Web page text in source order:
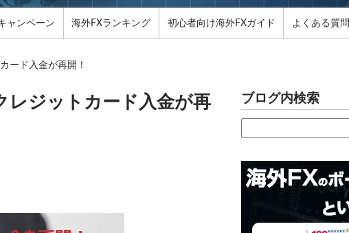
ャンペーン 海外FXランキング 初心者向け海外FXガイド よくある質問
ード入金が再開！
レジットカード入金が再
ブログ内検索